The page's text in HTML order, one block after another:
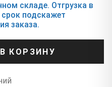
складе. Отгрузка в
подскажет
заказа.
КОРЗИНУ